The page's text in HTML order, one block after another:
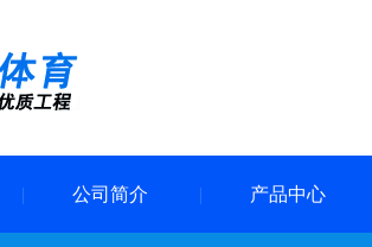
公司简介 产品中心